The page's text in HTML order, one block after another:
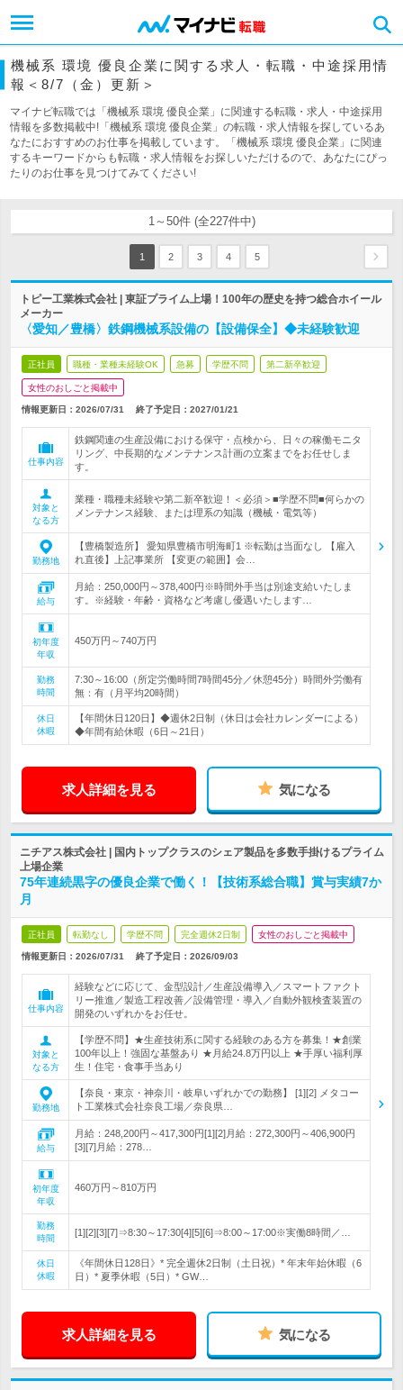
機械系 環境 優良企業に関する求人・転職・中途採用情
報＜8/7（金）更新＞
マイナビ転職では「機械系 環境 優良企業」に関連する転職・求人・中途採用
情報を多数掲載中!「機械系 環境 優良企業」の転職・求人情報を探しているあ
なたにおすすめのお仕事を掲載しています。「機械系 環境 優良企業」に関連
するキーワードからも転職・求人情報をお探しいただけるので、あなたにぴっ
たりのお仕事を見つけてみてください!
1～50件 (全227件中)
1 2 3 4 5
トピー工業株式会社 | 東証プライム上場！100年の歴史を持つ総合ホイール
メーカー
〈愛知／豊橋〉鉄鋼機械系設備の【設備保全】◆未経験歓迎
正社員 職種・業種未経験OK 急募 学歴不問 第二新卒歓迎
女性のおしごと掲載中
情報更新日：2026/07/31 終了予定日： 2027/01/21
仕事内容
鉄鋼関連の生産設備における保守・点検から、日々の稼働モニタ
リング、中長期的なメンテナンス計画の立案までをお任せしま
す。
対象と
なる方
業種・職種未経験や第二新卒歓迎！＜必須＞■学歴不問■何らかの
メンテナンス経験、または理系の知識（機械・電気等）
勤務地
【豊橋製造所】 愛知県豊橋市明海町1 ※転勤は当面なし 【雇入
れ直後】上記事業所 【変更の範囲】会…
給与
月給：250,000円～378,400円※時間外手当は別途支給いたしま
す。※経験・年齢・資格など考慮し優遇いたします…
初年度
年収
450万円～740万円
勤務
時間
7:30～16:00（所定労働時間7時間45分／休憩45分）時間外労働有
無：有（月平均20時間）
休日
休暇
【年間休日120日】◆週休2日制（休日は会社カレンダーによる）
◆年間有給休暇（6日～21日）
求人詳細を見る 気になる
ニチアス株式会社 | 国内トップクラスのシェア製品を多数手掛けるプライム
上場企業
75年連続黒字の優良企業で働く！【技術系総合職】賞与実績7か
月
正社員 転勤なし 学歴不問 完全週休2日制 女性のおしごと掲載中
情報更新日：2026/07/31 終了予定日： 2026/09/03
仕事内容
経験などに応じて、金型設計／生産設備導入／スマートファクト
リー推進／製造工程改善／設備管理・導入／自動外観検査装置の
開発のいずれかをお任せ。
対象と
なる方
【学歴不問】★生産技術系に関する経験のある方を募集！★創業
100年以上！強固な基盤あり ★月給24.8万円以上 ★手厚い福利厚
生！住宅・食事手当あり
勤務地
【奈良・東京・神奈川・岐阜いずれかでの勤務】 [1][2] メタコー
ト工業株式会社奈良工場／奈良県…
給与
月給：248,200円～417,300円[1][2]月給：272,300円～406,900円
[3][7]月給：278…
初年度
年収
460万円～810万円
勤務
時間
[1][2][3][7]⇒8:30～17:30[4][5][6]⇒8:00～17:00※実働8時間／…
休日
休暇
《年間休日128日》* 完全週休2日制（土日祝）* 年末年始休暇（6
日）* 夏季休暇（5日）* GW…
求人詳細を見る 気になる